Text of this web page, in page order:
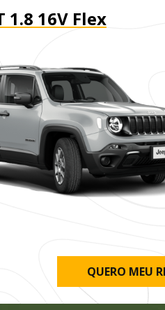
1.8 16V Flex
QUERO MEU